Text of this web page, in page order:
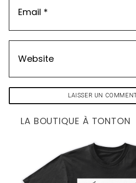
LA BOUTIQUE À TONTON